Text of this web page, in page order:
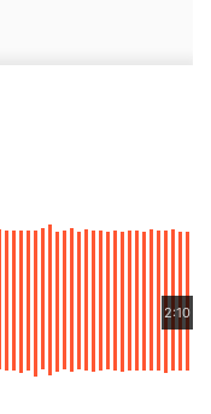
2:10